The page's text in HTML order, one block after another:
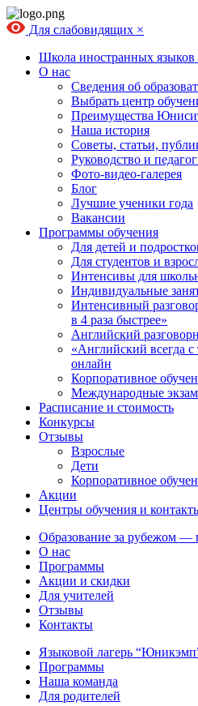
Для слабовидящих ×
Школа иностранных
О нас
Сведения об
Выбрать центр
Преимущества
Наша история
Советы, статьи,
Руководство и
Фото-видео-галерея
Блог
Лучшие ученики года
Вакансии
Программы обучения
Для детей и
Для студентов и
Интенсивы для
Индивидуальные
Интенсивный
в 4 раза быстрее»
Английский
«Английский всегда
онлайн
Корпоративное
Международные
Расписание и стоимость
Конкурсы
Отзывы
Взрослые
Дети
Корпоративное
Акции
Центры обучения и
Образование за рубежом —
О нас
Программы
Акции и скидки
Для учителей
Отзывы
Контакты
Языковой лагерь
Программы
Наша команда
Для родителей